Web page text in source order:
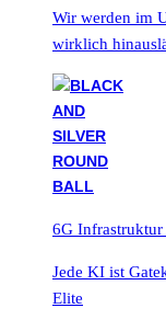
Wir werden im
wirklich
6G
Jede KI ist
Elite